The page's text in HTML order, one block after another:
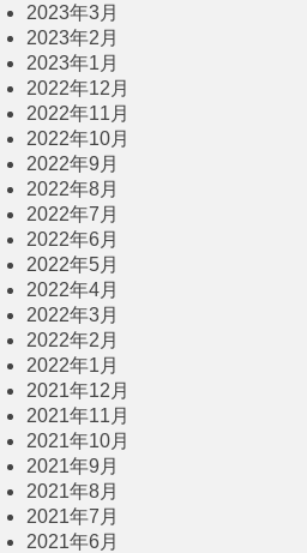
2023年3月
2023年2月
2023年1月
2022年12月
2022年11月
2022年10月
2022年9月
2022年8月
2022年7月
2022年6月
2022年5月
2022年4月
2022年3月
2022年2月
2022年1月
2021年12月
2021年11月
2021年10月
2021年9月
2021年8月
2021年7月
2021年6月